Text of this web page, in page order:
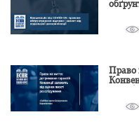
Право